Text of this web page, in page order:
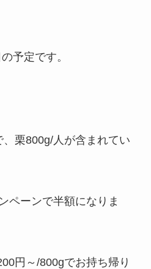
予定です。
栗800g/人が含まれてい
ペーンで半額になりま
円～/800gでお持ち帰り